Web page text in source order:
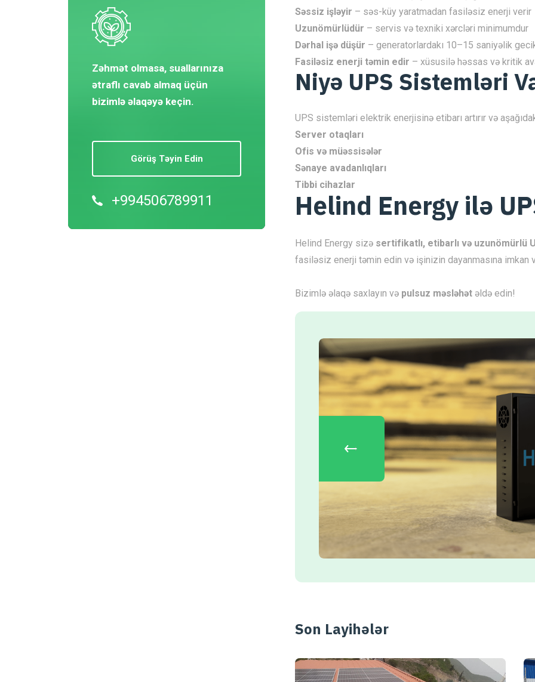
Zəhmət olmasa, suallarınıza
ətraflı cavab almaq üçün
bizimlə əlaqəyə keçin.
Görüş Təyin Edin
+994506789911
Səssiz işləyir – səs-küy yaratmadan fasiləsiz enerji verir
Uzunömürlüdür – servis və texniki xərcləri minimumdur
Dərhal işə düşür – generatorlardakı 10–15 saniyəlik
Fasiləsiz enerji təmin edir – xüsusilə həssas və kritik
Niyə UPS Sistemləri
UPS sistemləri elektrik enerjisinə etibarı artırır və
Server otaqları
Ofis və müəssisələr
Sənaye avadanlıqları
Tibbi cihazlar
Helind Energy ilə
Helind Energy sizə sertifikatlı, etibarlı və uzunömürlü
fasiləsiz enerji təmin edin və işinizin dayanmasına imkan
Bizimlə əlaqə saxlayın və pulsuz məsləhət əldə edin!
‹
Son Layihələr